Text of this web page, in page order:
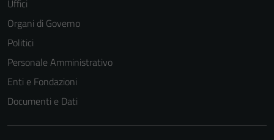
Uffici
Organi di Governo
Politici
Personale Amministrativo
Enti e Fondazioni
Documenti e Dati